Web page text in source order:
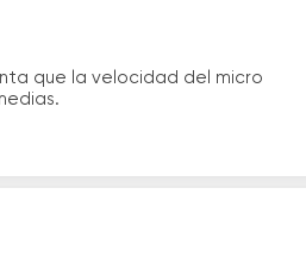
que la velocidad del micro